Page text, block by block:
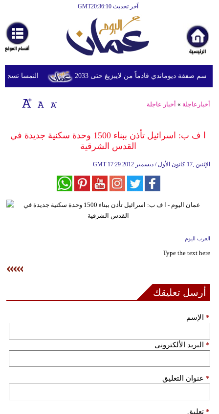
آخر تحديث GMT20:36:10
أخبارعاجلة
رياضة
ثقافة
إقتصاد
وموسيقى
سياحة
أخبار
وتكنولوجيا
النمسا تسجل أعلى صفقة ديوماندي قادماً من لايبزيغ حتى 2033
أخبارعاجلة » أخبار عاجلة
ا ف ب: اسرائيل تأذن ببناء 1500 وحدة سكنية جديدة في
القدس الشرقية
GMT 17:29 2012 الإثنين ,17 كانون الأول / ديسمبر
العرب اليوم
Type the text here
أرسل تعليقك
الإسم *
البريد الألكتروني *
عنوان التعليق *
تعليق *